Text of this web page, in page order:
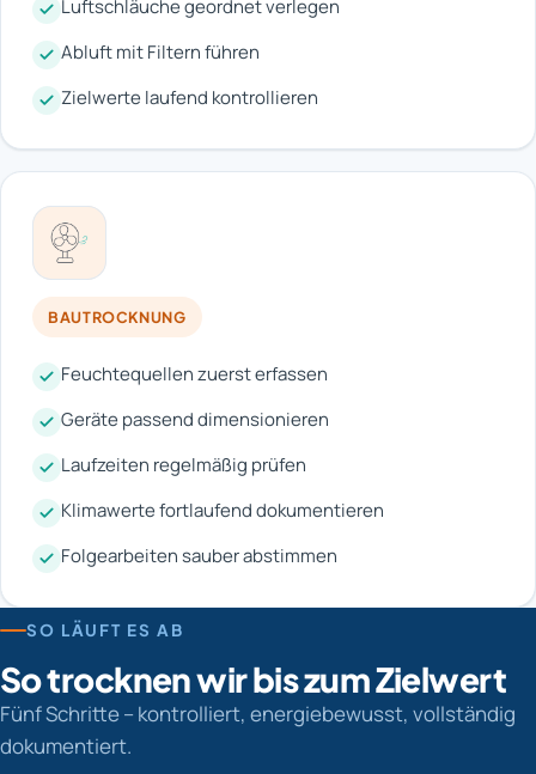
Luftschläuche geordnet verlegen
Abluft mit Filtern führen
Zielwerte laufend kontrollieren
BAUTROCKNUNG
Feuchtequellen zuerst erfassen
Geräte passend dimensionieren
Laufzeiten regelmäßig prüfen
Klimawerte fortlaufend dokumentieren
Folgearbeiten sauber abstimmen
SO LÄUFT ES AB
So trocknen wir bis zum Zielwert
Fünf Schritte – kontrolliert, energiebewusst, vollständig
dokumentiert.